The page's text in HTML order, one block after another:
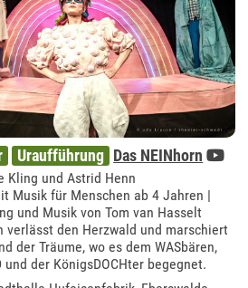
Uraufführung Das NEINhorn
Kling und Astrid Henn
Musik für Menschen ab 4 Jahren |
und Musik von Tom van Hasselt
verlässt den Herzwald und marschiert
der Träume, wo es dem WASbären,
und der KönigsDOCHter begegnet.